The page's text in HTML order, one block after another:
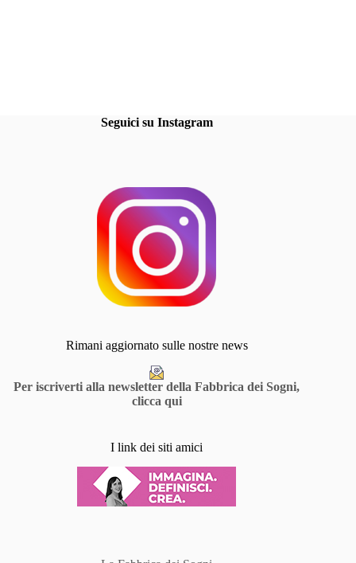
Seguici su Instagram
Rimani aggiornato sulle nostre news
Per iscriverti alla newsletter della Fabbrica dei Sogni,
clicca qui
I link dei siti amici